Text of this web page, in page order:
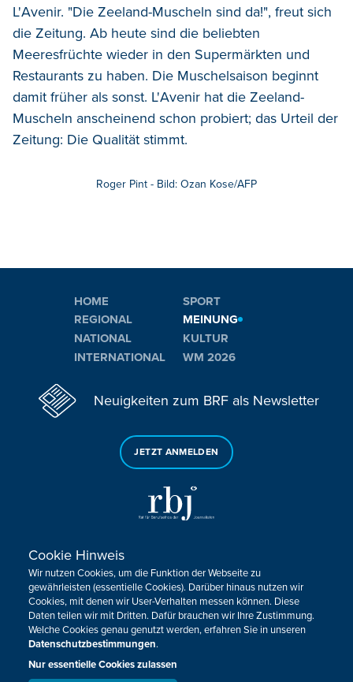
L'Avenir. "Die Zeeland-Muscheln sind da!", freut sich
die Zeitung. Ab heute sind die beliebten
Meeresfrüchte wieder in den Supermärkten und
Restaurants zu haben. Die Muschelsaison beginnt
damit früher als sonst. L'Avenir hat die Zeeland-
Muscheln anscheinend schon probiert; das Urteil der
Zeitung: Die Qualität stimmt.
Roger Pint - Bild: Ozan Kose/AFP
HOME
REGIONAL
NATIONAL
INTERNATIONAL
SPORT
MEINUNG
KULTUR
WM 2026
Neuigkeiten zum BRF als Newsletter
JETZT ANMELDEN
Sie haben noch Fragen oder Anmerkungen?
KONTAKTIEREN SIE UNS!
Impressum Datenschutz Kontakt
Barrierefreiheit
Cookie-Zustimmung anpassen
Design, Konzept & Programmierung:
Cookie Hinweis
Wir nutzen Cookies, um die Funktion der Webseite zu
gewährleisten (essentielle Cookies). Darüber hinaus nutzen wir
Cookies, mit denen wir User-Verhalten messen können. Diese
Daten teilen wir mit Dritten. Dafür brauchen wir Ihre Zustimmung.
Welche Cookies genau genutzt werden, erfahren Sie in unseren
Datenschutzbestimmungen.
Nur essentielle Cookies zulassen